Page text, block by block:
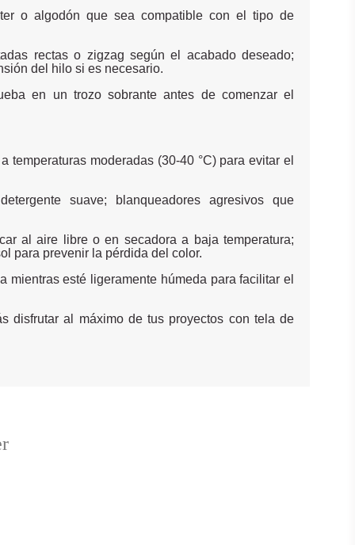
o algodón que sea compatible con el tipo de
rectas o zigzag según el acabado deseado;
del hilo si es necesario.
en un trozo sobrante antes de comenzar el
temperaturas moderadas (30-40 °C) para evitar el
suave; blanqueadores agresivos que
al aire libre o en secadora a baja temperatura;
para prevenir la pérdida del color.
mientras esté ligeramente húmeda para facilitar el
disfrutar al máximo de tus proyectos con tela de